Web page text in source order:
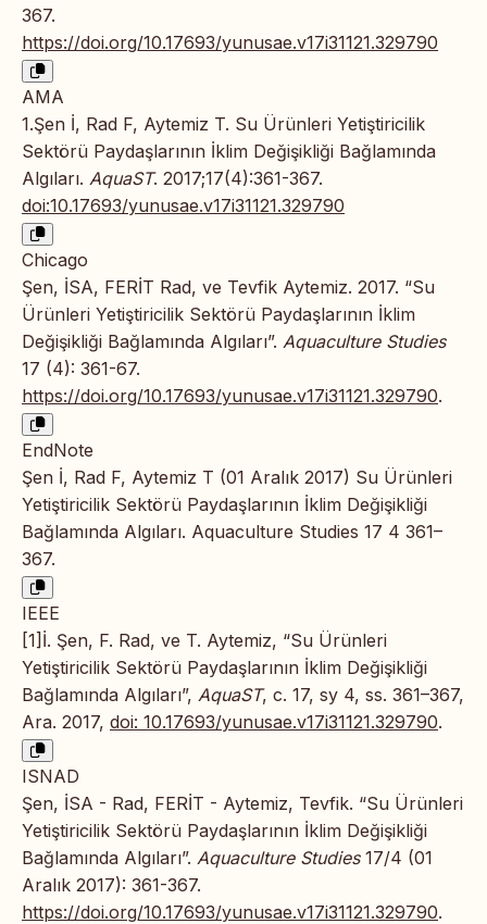
367.
https://doi.org/10.17693/yunusae.v17i31121.329790
AMA
1.Şen İ, Rad F, Aytemiz T. Su Ürünleri Yetiştiricilik
Sektörü Paydaşlarının İklim Değişikliği Bağlamında
Algıları. AquaST. 2017;17(4):361-367.
doi:10.17693/yunusae.v17i31121.329790
Chicago
Şen, İSA, FERİT Rad, ve Tevfik Aytemiz. 2017. “Su
Ürünleri Yetiştiricilik Sektörü Paydaşlarının İklim
Değişikliği Bağlamında Algıları”. Aquaculture Studies
17 (4): 361-67.
https://doi.org/10.17693/yunusae.v17i31121.329790.
EndNote
Şen İ, Rad F, Aytemiz T (01 Aralık 2017) Su Ürünleri
Yetiştiricilik Sektörü Paydaşlarının İklim Değişikliği
Bağlamında Algıları. Aquaculture Studies 17 4 361–
367.
IEEE
[1]İ. Şen, F. Rad, ve T. Aytemiz, “Su Ürünleri
Yetiştiricilik Sektörü Paydaşlarının İklim Değişikliği
Bağlamında Algıları”, AquaST, c. 17, sy 4, ss. 361–367,
Ara. 2017, doi: 10.17693/yunusae.v17i31121.329790.
ISNAD
Şen, İSA - Rad, FERİT - Aytemiz, Tevfik. “Su Ürünleri
Yetiştiricilik Sektörü Paydaşlarının İklim Değişikliği
Bağlamında Algıları”. Aquaculture Studies17/4 (01
Aralık 2017): 361-367.
https://doi.org/10.17693/yunusae.v17i31121.329790.